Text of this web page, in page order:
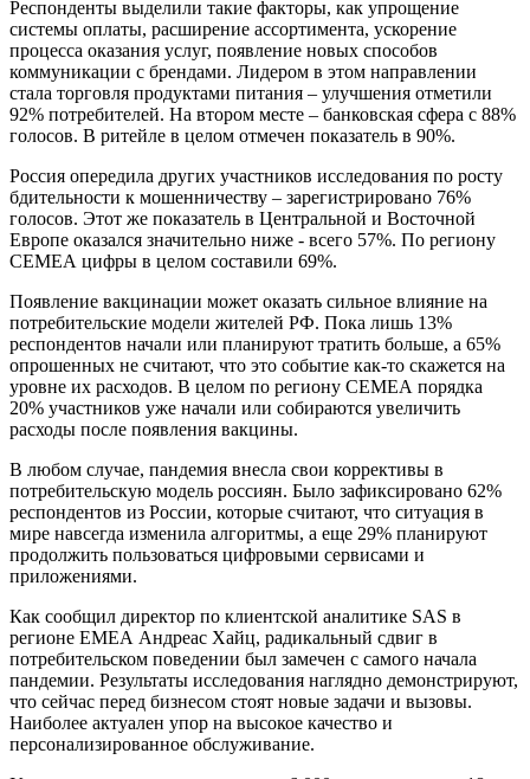
Респонденты выделили такие факторы, как упрощение
системы оплаты, расширение ассортимента, ускорение
процесса оказания услуг, появление новых способов
коммуникации с брендами. Лидером в этом направлении
стала торговля продуктами питания – улучшения отметили
92% потребителей. На втором месте – банковская сфера с 88%
голосов. В ритейле в целом отмечен показатель в 90%.
Россия опередила других участников исследования по росту
бдительности к мошенничеству – зарегистрировано 76%
голосов. Этот же показатель в Центральной и Восточной
Европе оказался значительно ниже - всего 57%. По региону
СЕМЕА цифры в целом составили 69%.
Появление вакцинации может оказать сильное влияние на
потребительские модели жителей РФ. Пока лишь 13%
респондентов начали или планируют тратить больше, а 65%
опрошенных не считают, что это событие как-то скажется на
уровне их расходов. В целом по региону СЕМЕА порядка
20% участников уже начали или собираются увеличить
расходы после появления вакцины.
В любом случае, пандемия внесла свои коррективы в
потребительскую модель россиян. Было зафиксировано 62%
респондентов из России, которые считают, что ситуация в
мире навсегда изменила алгоритмы, а еще 29% планируют
продолжить пользоваться цифровыми сервисами и
приложениями.
Как сообщил директор по клиентской аналитике SAS в
регионе ЕМЕА Андреас Хайц, радикальный сдвиг в
потребительском поведении был замечен с самого начала
пандемии. Результаты исследования наглядно демонстрируют,
что сейчас перед бизнесом стоят новые задачи и вызовы.
Наиболее актуален упор на высокое качество и
персонализированное обслуживание.